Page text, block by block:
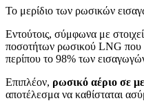
Το μερίδιο των ρωσικών
Εντούτοις, σύμφωνα με
ποσοτήτων ρωσικού LNG που
περίπου το 98% των
Επιπλέον, ρωσικό αέριο σε
αποτέλεσμα να καθίσταται